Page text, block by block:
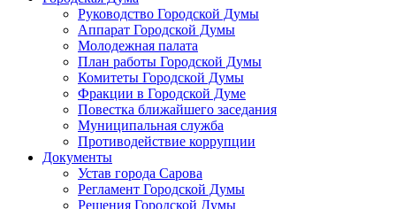
Руководство Городской Думы
Аппарат Городской Думы
Молодежная палата
План работы Городской Думы
Комитеты Городской Думы
Фракции в Городской Думе
Повестка ближайшего заседания
Муниципальная служба
Противодействие коррупции
Документы
Устав города Сарова
Регламент Городской Думы
Решения Городской Думы